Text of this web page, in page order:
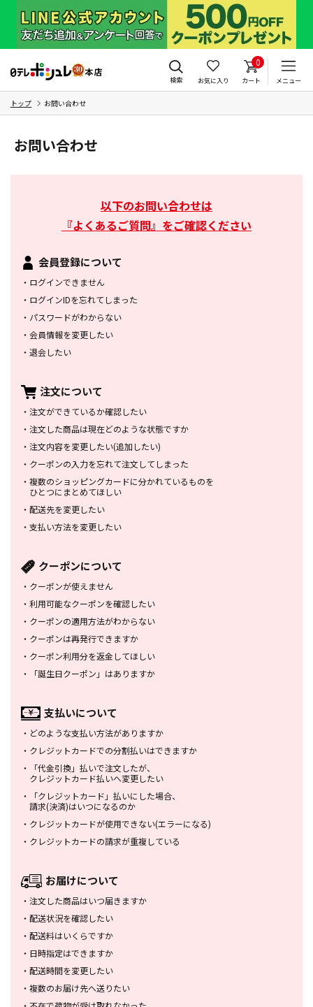
検索 お気に入り
0
カート メニュー
トップ お問い合わせ
お問い合わせ
以下のお問い合わせは
『よくあるご質問』をご確認ください
会員登録について
・ ログインできません
・ ログインIDを忘れてしまった
・ パスワードがわからない
・ 会員情報を変更したい
・ 退会したい
注文について
・ 注文ができているか確認したい
・ 注文した商品は現在どのような状態ですか
・ 注文内容を変更したい(追加したい)
・ クーポンの入力を忘れて注文してしまった
・ 複数のショッピングカードに分かれているものを
ひとつにまとめてほしい
・ 配送先を変更したい
・ 支払い方法を変更したい
クーポンについて
・ クーポンが使えません
・ 利用可能なクーポンを確認したい
・ クーポンの適用方法がわからない
・ クーポンは再発行できますか
・ クーポン利用分を返金してほしい
・
「誕生日クーポン」はありますか
支払いについて
・ どのような支払い方法がありますか
・ クレジットカードでの分割払いはできますか
・
「代金引換」払いで注文したが、
クレジットカード払いへ変更したい
・
「クレジットカード」払いにした場合、
請求(決済)はいつになるのか
・ クレジットカードが使用できない(エラーになる)
・ クレジットカードの請求が重複している
お届けについて
・ 注文した商品はいつ届きますか
・ 配送状況を確認したい
・ 配送料はいくらですか
・ 日時指定はできますか
・ 配送時間を変更したい
・ 複数のお届け先へ送りたい